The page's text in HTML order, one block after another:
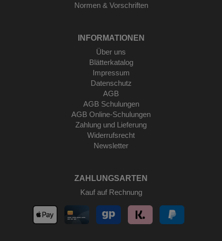
Normen & Vorschriften
INFORMATIONEN
Über uns
Blätterkatalog
Impressum
Datenschutz
AGB
AGB Schulungen
AGB Online-Schulungen
Zahlung und Lieferung
Widerrufsrecht
Newsletter
ZAHLUNGSARTEN
Kauf auf Rechnung